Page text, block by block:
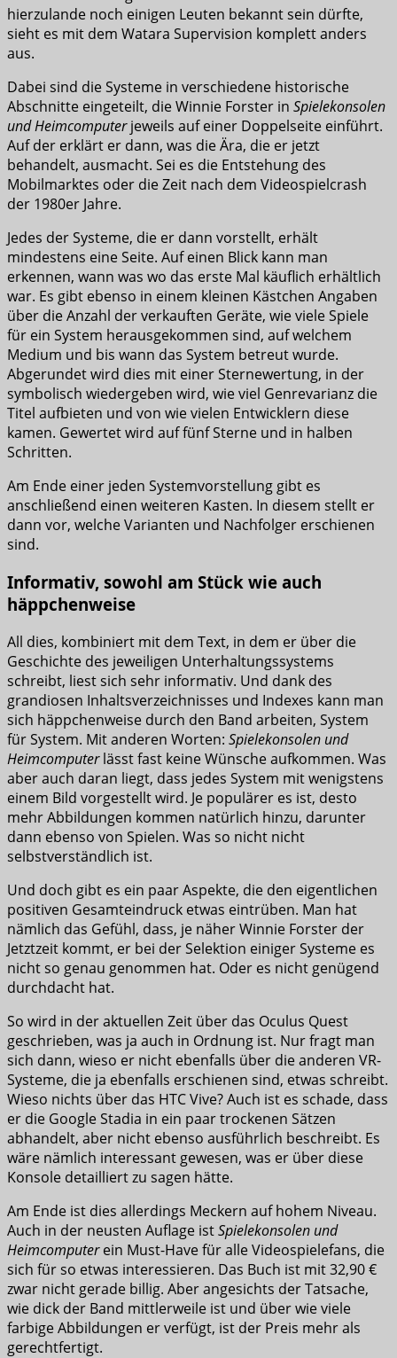
hierzulande noch einigen Leuten bekannt sein dürfte,
sieht es mit dem Watara Supervision komplett anders
aus.
Dabei sind die Systeme in verschiedene historische
Abschnitte eingeteilt, die Winnie Forster in Spielekonsolen
und Heimcomputerjeweils auf einer Doppelseite einführt.
Auf der erklärt er dann, was die Ära, die er jetzt
behandelt, ausmacht. Sei es die Entstehung des
Mobilmarktes oder die Zeit nach dem Videospielcrash
der 1980er Jahre.
Jedes der Systeme, die er dann vorstellt, erhält
mindestens eine Seite. Auf einen Blick kann man
erkennen, wann was wo das erste Mal käuflich erhältlich
war. Es gibt ebenso in einem kleinen Kästchen Angaben
über die Anzahl der verkauften Geräte, wie viele Spiele
für ein System herausgekommen sind, auf welchem
Medium und bis wann das System betreut wurde.
Abgerundet wird dies mit einer Sternewertung, in der
symbolisch wiedergeben wird, wie viel Genrevarianz die
Titel aufbieten und von wie vielen Entwicklern diese
kamen. Gewertet wird auf fünf Sterne und in halben
Schritten.
Am Ende einer jeden Systemvorstellung gibt es
anschließend einen weiteren Kasten. In diesem stellt er
dann vor, welche Varianten und Nachfolger erschienen
sind.
Informativ, sowohl am Stück wie auch
häppchenweise
All dies, kombiniert mit dem Text, in dem er über die
Geschichte des jeweiligen Unterhaltungssystems
schreibt, liest sich sehr informativ. Und dank des
grandiosen Inhaltsverzeichnisses und Indexes kann man
sich häppchenweise durch den Band arbeiten, System
für System. Mit anderen Worten: Spielekonsolen und
Heimcomputerlässt fast keine Wünsche aufkommen. Was
aber auch daran liegt, dass jedes System mit wenigstens
einem Bild vorgestellt wird. Je populärer es ist, desto
mehr Abbildungen kommen natürlich hinzu, darunter
dann ebenso von Spielen. Was so nicht nicht
selbstverständlich ist.
Und doch gibt es ein paar Aspekte, die den eigentlichen
positiven Gesamteindruck etwas eintrüben. Man hat
nämlich das Gefühl, dass, je näher Winnie Forster der
Jetztzeit kommt, er bei der Selektion einiger Systeme es
nicht so genau genommen hat. Oder es nicht genügend
durchdacht hat.
So wird in der aktuellen Zeit über das Oculus Quest
geschrieben, was ja auch in Ordnung ist. Nur fragt man
sich dann, wieso er nicht ebenfalls über die anderen VR-
Systeme, die ja ebenfalls erschienen sind, etwas schreibt.
Wieso nichts über das HTC Vive? Auch ist es schade, dass
er die Google Stadia in ein paar trockenen Sätzen
abhandelt, aber nicht ebenso ausführlich beschreibt. Es
wäre nämlich interessant gewesen, was er über diese
Konsole detailliert zu sagen hätte.
Am Ende ist dies allerdings Meckern auf hohem Niveau.
Auch in der neusten Auflage istSpielekonsolen und
Heimcomputerein Must-Have für alle Videospielefans, die
sich für so etwas interessieren. Das Buch ist mit 32,90 €
zwar nicht gerade billig. Aber angesichts der Tatsache,
wie dick der Band mittlerweile ist und über wie viele
farbige Abbildungen er verfügt, ist der Preis mehr als
gerechtfertigt.